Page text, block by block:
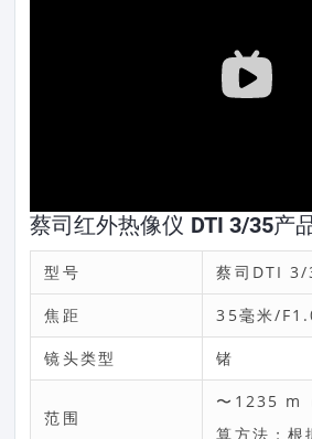
蔡司红外热像仪 DTI 3/35产
型号 蔡司DTI 3/
焦距 35毫米/
镜头类型 锗
范围
〜1235 m
算方法；根